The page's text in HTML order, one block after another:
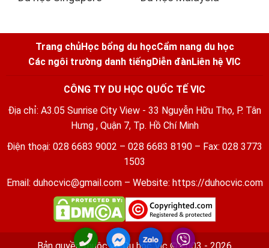
Trang chủHọc bổng du họcCẩm nang du học
Các ngôi trường danh tiếngDiễn đànLiên hệ VIC
CÔNG TY DU HỌC QUỐC TẾ VIC
Địa chỉ: A3.05 Sunrise City View - 33 Nguyễn Hữu Thọ, P. Tân
Hưng , Quận 7, Tp. Hồ Chí Minh
Điện thoại: 028 6683 9002 – 028 6683 8190 – Fax: 028 3773
1503
Email: duhocvic@gmail.com– Website: https://duhocvic.com